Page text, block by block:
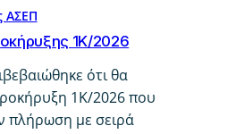
ΑΣΕΠ
1Κ/2026
ότι θα
1Κ/2026 που
πλήρωση με σειρά